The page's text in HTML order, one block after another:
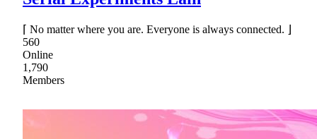
⌈ No matter where you are. Everyone is always connected. ⌋
560
Online
1,790
Members